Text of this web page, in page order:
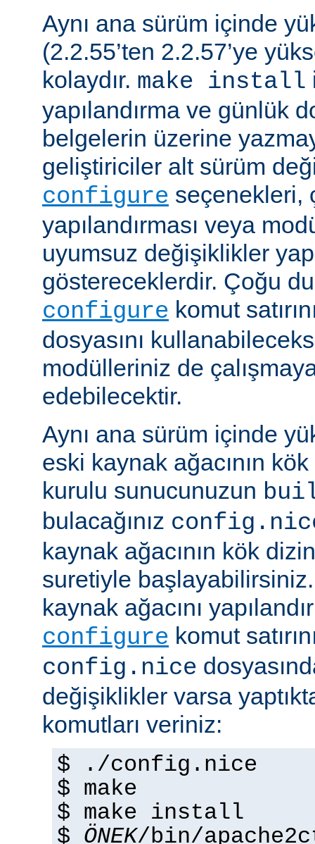
Aynı ana sürüm içinde
(2.2.55’ten 2.2.57’ye
kolaydır. make install
yapılandırma ve günlük
belgelerin üzerine
geliştiriciler alt sürüm
configure seçenekleri,
yapılandırması veya
uyumsuz değişiklikler
göstereceklerdir. Çoğu
configure komut
dosyasını
modülleriniz de
edebilecektir.
Aynı ana sürüm içinde
eski kaynak ağacının
kurulu sunucunuzun
bulacağınız
kaynak ağacının kök
suretiyle
kaynak ağacını
configure komut
config.nice
değişiklikler varsa
komutları veriniz:
$ ./config.nice
$ make
$ make install
$ ÖNEK/bin/